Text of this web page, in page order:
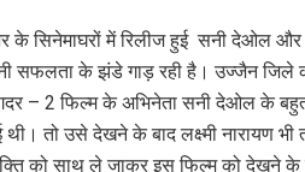
के सिनेमाघरों में रिलीज हुई सनी देओल
सफलता के झंडे गाड़ रही है। उज्जैन जिले
ग़दर – 2 फिल्म के अभिनेता सनी देओल
तो उसे देखने के बाद लक्ष्मी नारायण
को साथ ले जाकर इस फिल्म को देखने के